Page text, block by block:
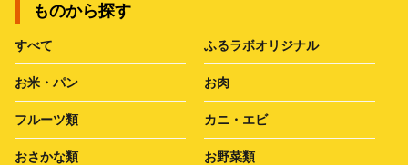
ものから探す
すべて ふるラボオリジナル
お米・パン お肉
フルーツ類 カニ・エビ
おさかな類 お野菜類